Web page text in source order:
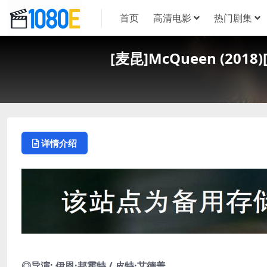
首页 高清电影 热门剧集
[麦昆]McQueen
详情介绍